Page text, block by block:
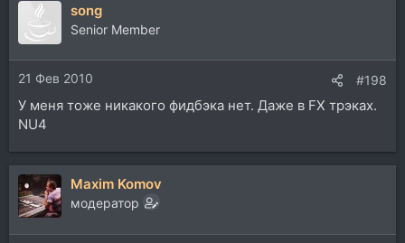
song
Senior Member
21 Фев 2010 #198
У меня тоже никакого фидбэка нет. Даже в FX трэках.
NU4
Maxim Komov
модератор